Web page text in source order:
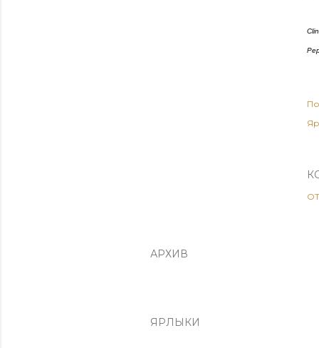
АРХИВ
ЯРЛЫКИ